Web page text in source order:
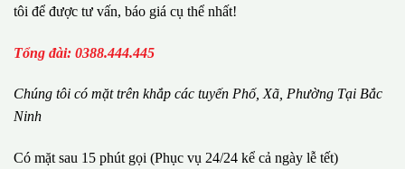
tôi để được tư vấn, báo giá cụ thể nhất!
Tổng đài: 0388.444.445
Chúng tôi có mặt trên khắp các tuyến Phố, Xã, Phường Tại Bắc
Ninh
Có mặt sau 15 phút gọi (Phục vụ 24/24 kể cả ngày lễ tết)